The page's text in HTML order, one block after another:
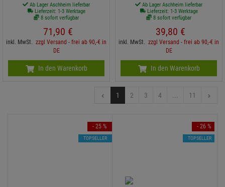
Ab Lager Aschheim lieferbar
Lieferzeit: 1-3 Werktage
8 sofort verfügbar
71,90 €
inkl. MwSt. zzgl Versand - frei ab 90,-€ in
DE
In den Warenkorb
Ab Lager Aschheim lieferbar
Lieferzeit: 1-3 Werktage
8 sofort verfügbar
39,80 €
inkl. MwSt. zzgl Versand - frei ab 90,-€ in
DE
In den Warenkorb
1 2 3 4 ... 11
- 25 %
TOPSELLER
- 26 %
TOPSELLER